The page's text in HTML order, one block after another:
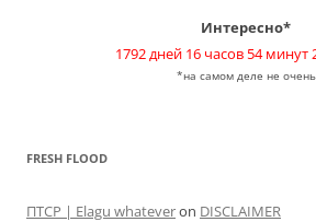
Интересно*
1792 дней 16 часов 54 минут
*на самом деле не очень
FRESH FLOOD
ПТСР | Elagu whateveron DISCLAIMER